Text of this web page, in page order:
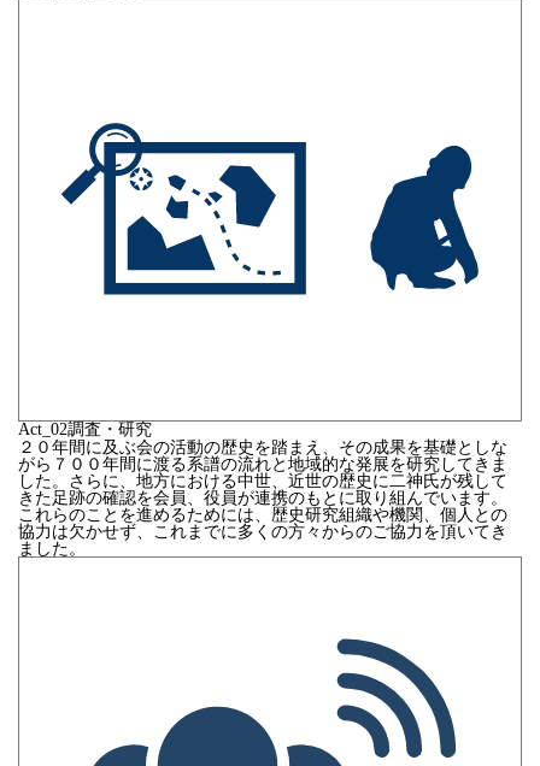
Act_ 02調査・研究
２０年間に及ぶ会の活動の歴史を踏まえ、その成果を基礎としな
がら７００年間に渡る系譜の流れと地域的な発展を研究してきま
した。さらに、地方における中世、近世の歴史に二神氏が残して
きた足跡の確認を会員、役員が連携のもとに取り組んでいます。
これらのことを進めるためには、歴史研究組織や機関、個人との
協力は欠かせず、これまでに多くの方々からのご協力を頂いてき
ました。